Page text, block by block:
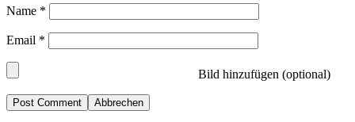
Name *
Email *
Bild hinzufügen (optional)
Abbrechen